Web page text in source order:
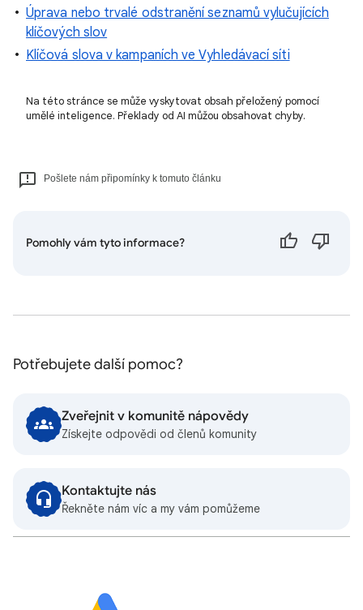
Úprava nebo trvalé odstranění seznamů vylučujících
klíčových slov
Klíčová slova v kampaních ve Vyhledávací síti
Na této stránce se může vyskytovat obsah přeložený pomocí
umělé inteligence. Překlady od AI můžou obsahovat chyby.
Pošlete nám připomínky k tomuto článku
Pomohly vám tyto informace?
Potřebujete další pomoc?
Zveřejnit v komunitě nápovědy
Získejte odpovědi od členů komunity
Kontaktujte nás
Řekněte nám víc a my vám pomůžeme